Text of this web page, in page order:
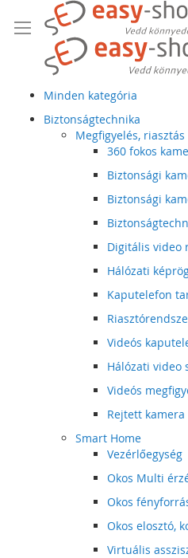
Minden kategória
Biztonságtechnika
Megfigyelés, riasztás
360 fokos
Biztonsági
Biztonsági
Digitális video
Hálózati
Kaputelefon
Videós
Hálózati video
Videós
Rejtett kamera
Smart Home
Vezérlőegység
Okos Multi
Okos
Okos elosztó,
Virtuális